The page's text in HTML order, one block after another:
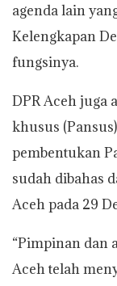
agenda lain
Kelengkapan
fungsinya.
DPR Aceh juga
khusus
pembentukan
sudah dibahas
Aceh pada 29
“Pimpinan dan
Aceh telah